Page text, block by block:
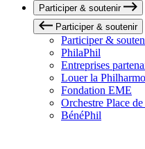
Participer & soutenir
Participer & soutenir
Participer &
PhilaPhil
Entreprises
Louer la
Fondation EME
Orchestre Place
BénéPhil